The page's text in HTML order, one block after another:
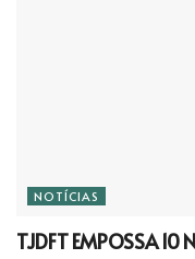
NOTÍCIAS
TJDFT EMPOSSA 10